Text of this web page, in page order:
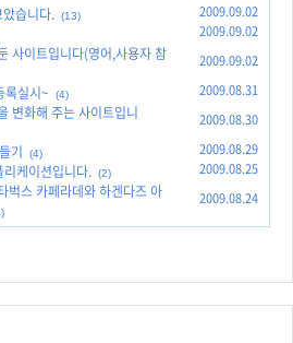
습니다. (13) 2009.09.02
2009.09.02
사이트입니다(영어,사용자 참
2009.09.02
록실시~ (4) 2009.08.31
변화해 주는 사이트입니
2009.08.30
기 (4) 2009.08.29
케이션입니다. (2) 2009.08.25
벅스 카페라데와 하겐다즈 아
2009.08.24